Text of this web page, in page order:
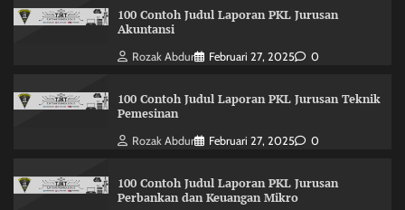
100 Contoh Judul Laporan PKL Jurusan
Akuntansi
Rozak Abdur Februari 27, 2025 0
100 Contoh Judul Laporan PKL Jurusan Teknik
Pemesinan
Rozak Abdur Februari 27, 2025 0
100 Contoh Judul Laporan PKL Jurusan
Perbankan dan Keuangan Mikro